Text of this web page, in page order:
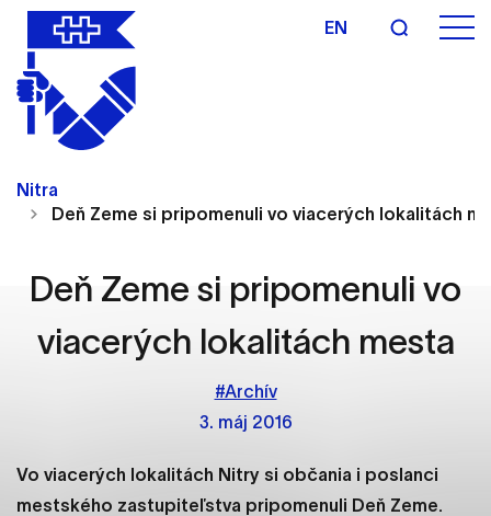
EN
Nitra
Deň Zeme si pripomenuli vo viacerých lokalitách
Deň Zeme si pripomenuli vo
viacerých lokalitách mesta
3. máj 2016
#Archív
Vo viacerých lokalitách Nitry si občania i poslanci
mestského zastupiteľstva pripomenuli Deň Zeme.
Nastavenie cookies
stránky môžu ukladať informácie o vašej aktivite a
preferenciách. Používajú sa napríklad k tomu, aby
okne.
Vyberte úroveň cookies, ktorú chcete povoliť
Technické súbory cookie sú pre prevádzku
uplatniteľnými tým, že umožňujú základné funkcie,
ako je navigácia na stránke a prístup k